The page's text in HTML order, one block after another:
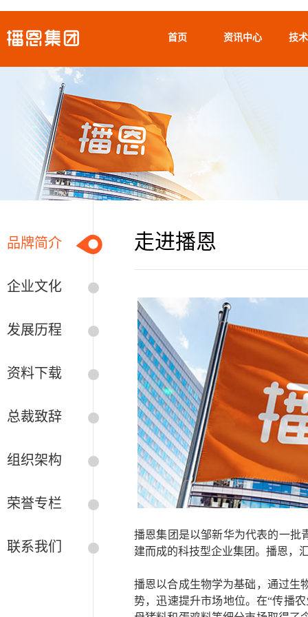
首页 资讯中心 技
品牌简介
企业文化
发展历程
资料下载
总裁致辞
组织架构
荣誉专栏
联系我们
走进播恩
播恩集团是以邹新华为代表的一批
建而成的科技型企业集团。播恩，
播恩以合成生物学为基础，通过生
势，迅速提升市场地位。在“传播